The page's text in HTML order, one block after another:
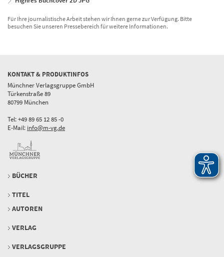
Für Ihre journalistische Arbeit stehen wir Ihnen gerne zur Verfügung. Bitte
besuchen Sie unseren Pressebereich für weitere Informationen.
KONTAKT & PRODUKTINFOS
Münchner Verlagsgruppe GmbH
Türkenstraße 89
80799 München
Tel: +49 89 65 12 85 -0
E-Mail: info@m-vg.de
BÜCHER
TITEL
AUTOREN
VERLAG
VERLAGSGRUPPE